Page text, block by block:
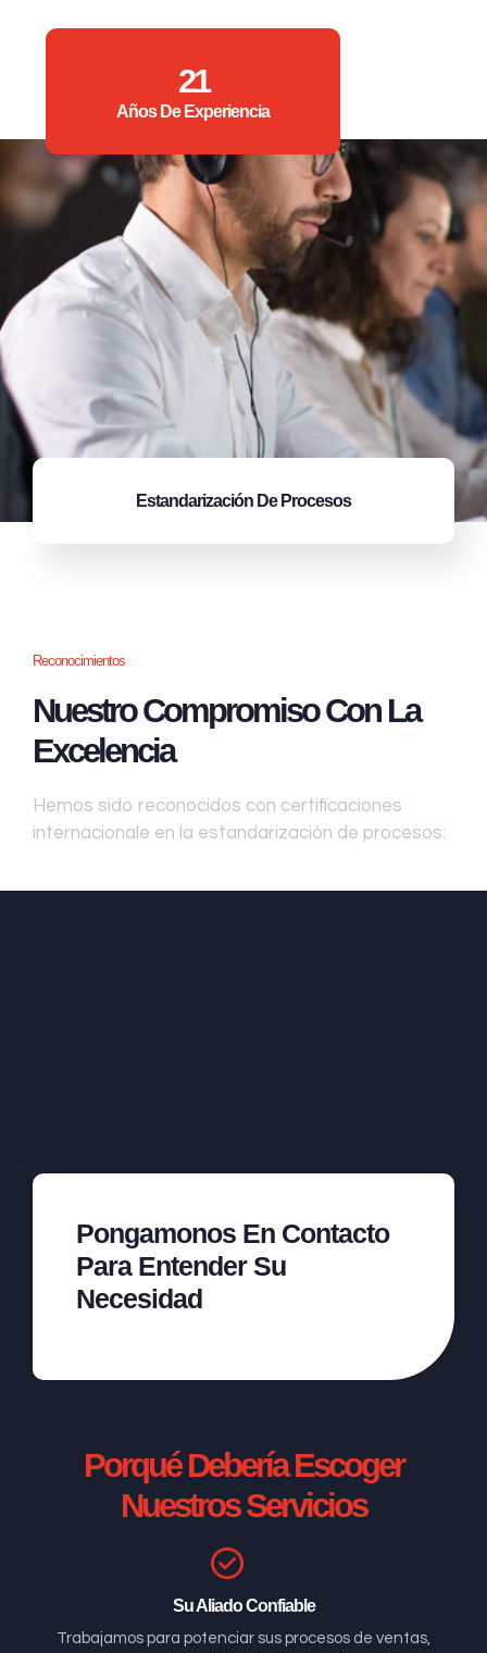
21
Años De Experiencia
Estandarización De Procesos
Reconocimientos
Nuestro Compromiso Con La
Excelencia
Hemos sido reconocidos con certificaciones
internacionale en la estandarización de procesos:
Pongamonos En Contacto
Para Entender Su
Necesidad
Porqué Debería Escoger
Nuestros Servicios
Su Aliado Confiable
Trabajamos para potenciar sus procesos de ventas,